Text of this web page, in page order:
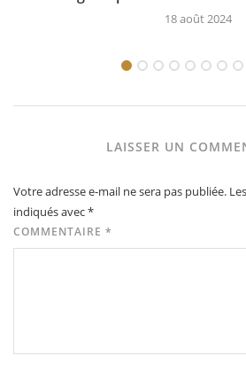
18 août 2024
LAISSER UN
Votre adresse e-mail ne sera pas publiée.
indiqués avec*
COMMENTAIRE *